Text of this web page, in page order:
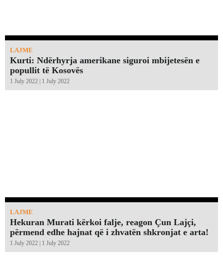
LAJME
Kurti: Ndërhyrja amerikane siguroi mbijetesën e
popullit të Kosovës
1 July 2022 | 1 July 2022
LAJME
Hekuran Murati kërkoi falje, reagon Çun Lajçi,
përmend edhe hajnat që i zhvatën shkronjat e arta!￼
1 July 2022 | 1 July 2022